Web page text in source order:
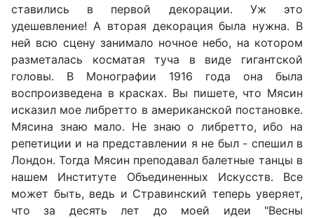
ставились в первой декорации. Уж это
удешевление! А вторая декорация была нужна. В
ней всю сцену занимало ночное небо, на котором
разметалась косматая туча в виде гигантской
головы. В Монографии 1916 года она была
воспроизведена в красках. Вы пишете, что Мясин
исказил мое либретто в американской постановке.
Мясина знаю мало. Не знаю о либретто, ибо на
репетиции и на представлении я не был - спешил в
Лондон. Тогда Мясин преподавал балетные танцы в
нашем Институте Объединенных Искусств. Все
может быть, ведь и Стравинский теперь уверяет,
что за десять лет до моей идеи "Весны